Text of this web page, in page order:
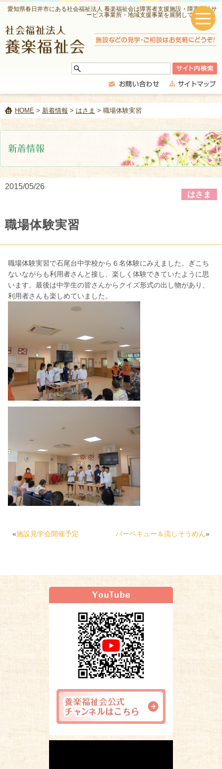
愛知県春日井市にある社会福祉法人 養楽福祉会は障害者支援施設・障害福祉サ
ービス事業所・地域支援事業を展開しています。
HOME > 新着情報 > はさま > 職場体験実習
2015/05/26
はさま
職場体験実習
職場体験実習で石尾台中学校から６名体験にみえました。ぎこち
ないながらも利用者さんと接し、楽しく体験できていたように思
います。最後は中学生の皆さんからクイズ形式の出し物があり、
利用者さんも楽しめていました。
«施設見学会開催予定 バーベキュー＆流しそうめん»